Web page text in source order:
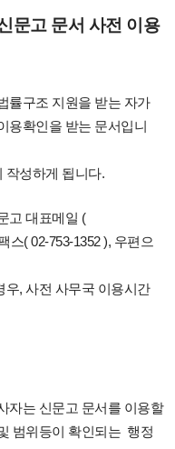
문고 문서 사전 이용
률구조 지원을 받는 자가
용확인을 받는 문서입니
작성하게 됩니다.
고 대표메일 (
스( 02-753-1352 ), 우편으
우, 사전 사무국 이용시간
자는 신문고 문서를 이용할
범위등이 확인되는 행정